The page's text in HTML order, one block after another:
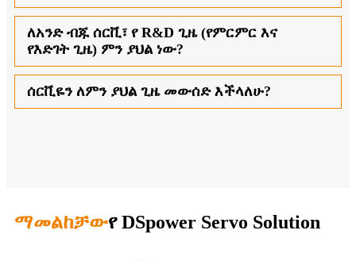
ለአንድ ብጁ ሰርቪ፣ የ R&D ጊዜ (የምርምር እና
የእድገት ጊዜ) ምን ያህል ነው?
ሰርቪዬን ለምን ያህል ጊዜ መውሰድ እችላለሁ?
ማመልከቻውየ DSpower Servo Solution